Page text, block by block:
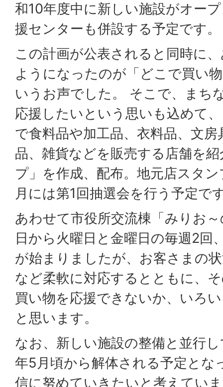
和10年度中に新しい施設がオー
援センターも併設する予定です。
この計画が公表されると同時に
ようになったのが「どこで買い
いうお声でした。 そこで、まち
応援したいという思いも込めて
で食料品や加工品、衣料品、文
品、雑貨などを販売する店舗を
プ」を作成、配布。地元店スタ
月には第1回抽選会を行う予定で
あわせて市役所交流棟「みりお
日から火曜日と金曜日の毎週2回
が始まりましたが、お客さまの
など柔軟に対応するとともに、
買い物を応援できないか、いろ
と思います。
なお、新しい施設の整備と並行
年5月頃から解体される予定とな
信に努めていきたいと考えてい